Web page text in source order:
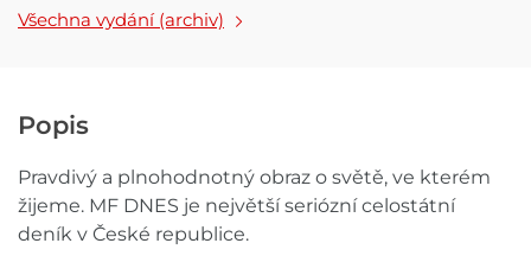
Všechna vydání (archiv)
Popis
Pravdivý a plnohodnotný obraz o světě, ve kterém
žijeme. MF DNES je největší seriózní celostátní
deník v České republice.